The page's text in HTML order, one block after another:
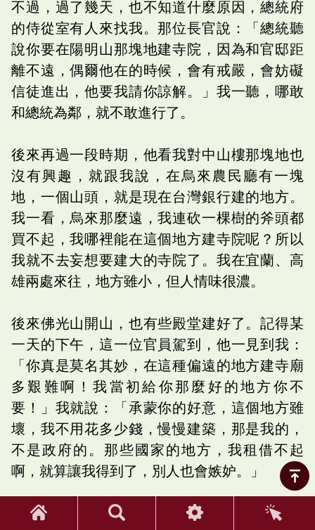
不過，過了幾天，也不知道什麼原因，總統府
的侍從室有人來找我。那位長官說：「總統聽
說你要在陽明山那塊地建寺院，因為和官邸距
離不遠，偶爾他在的時候，會有戒嚴，會妨礙
信徒進出，他要我請你諒解。」我一聽，哪敢
和總統為鄰，就不敢進行了。
後來再過一段時期，他看我對中山樓那塊地也
沒有興趣，就跟我說，在烏來農民廳有一塊
地，一個山頭，就是現在台灣銀行建的地方。
我一看，烏來那麼遠，我連砍一棵樹的斧頭都
買不起，我哪裡能在這個地方建寺院呢？所以
我就不去妄想要建大的寺院了。我在宜蘭、高
雄兩處來往，地方雖小，但人情味很濃。
後來佛光山開山，也有些殿堂建好了。記得某
一天的下午，這一位官員駕到，他一見到我：
「你真是莫名其妙，在這種偏遠的地方建寺廟
多艱難啊！我當初給你那麼好的地方你不
要！」我就說：「承蒙你的好意，這個地方雖
壞，我不用花多少錢，慢慢建築，那是我的，
不是政府的。那些國家的地方，我租借不起
啊，就算讓我得到了，別人也會嫉妒。」
他當然也承認我的話說得很對，就跟我說：